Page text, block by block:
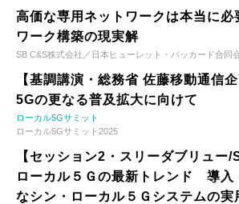
高価な専用ネットワークは本当に必
ワーク構築の現実解
SB C&S株式会社／日本ヒューレット・パッカード合同
【基調講演・総務省 佐藤移動通信
5Gの更なる普及拡大に向けて
ローカル5Gサミット
ローカル5Gサミット2025
【セッション2・スリーダブリュー/
ローカル５Ｇの最新トレンド 導入
なシン・ローカル５Ｇシステムの